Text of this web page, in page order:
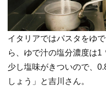
イタリアではパスタをゆ
ら、ゆで汁の塩分濃度は1
少し塩味がきついので、
しょう」と吉川さん。